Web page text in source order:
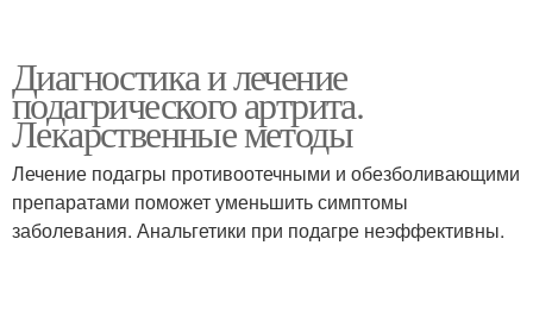
Диагностика и лечение
подагрического артрита.
Лекарственные методы
Лечение подагры противоотечными и обезболивающими
препаратами поможет уменьшить симптомы
заболевания. Анальгетики при подагре неэффективны.